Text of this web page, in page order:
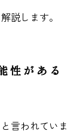
説します。
性がある
言われていま